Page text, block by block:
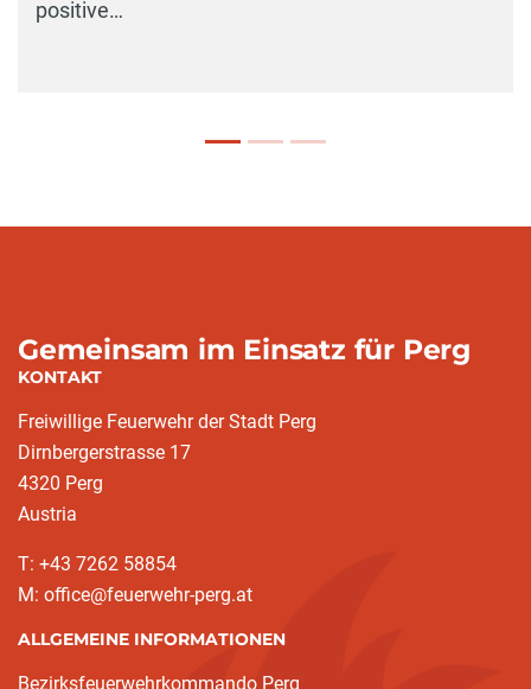
positive…
Gemeinsam im Einsatz für Perg
KONTAKT
Freiwillige Feuerwehr der Stadt Perg
Dirnbergerstrasse 17
4320 Perg
Austria
T: +43 7262 58854
M: office@feuerwehr-perg.at
ALLGEMEINE INFORMATIONEN
Bezirksfeuerwehrkommando Perg